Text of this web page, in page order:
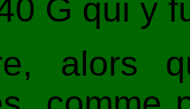
G qui y
alors